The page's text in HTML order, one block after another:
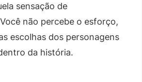
sensação de
não percebe o esforço,
escolhas dos personagens
da história.